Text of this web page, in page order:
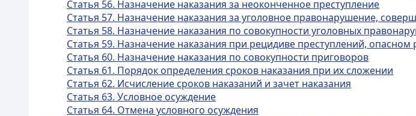
Статья 56. Назначение наказания за неоконченное преступление
Статья 57. Назначение наказания за уголовное правонарушение,
Статья 58. Назначение наказания по совокупности уголовных
Статья 59. Назначение наказания при рецидиве преступлений, опасном
Статья 60. Назначение наказания по совокупности приговоров
Статья 61. Порядок определения сроков наказания при их сложении
Статья 62. Исчисление сроков наказаний и зачет наказания
Статья 63. Условное осуждение
Статья 64. Отмена условного осуждения